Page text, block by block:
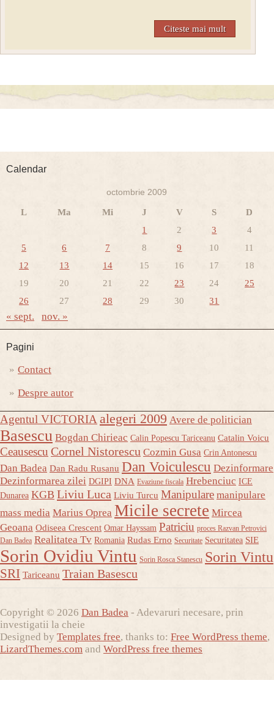
Citeste mai mult
Calendar
octombrie 2009
L Ma Mi J V S
D
1
2 3
4
5
6 7 8 9 10
11
12
13 14 15 16 17
18
19
20 21 22 23 24
25
26
27 28 29 30 31
« sept. nov. »
Pagini
Contact
Despre autor
Agentul VICTORIA alegeri 2009 Avere de politician
Basescu Bogdan Chirieac Calin Popescu Tariceanu Catalin Voicu
Ceausescu Cornel Nistorescu Cozmin Gusa Crin Antonescu
Dan Badea Dan Radu Rusanu Dan Voiculescu Dezinformare
Dezinformarea zilei DGIPI DNA Evaziune fiscala Hrebenciuc ICE
Dunarea KGB Liviu Luca Liviu Turcu Manipulare manipulare
mass media Marius Oprea Micile secrete Mircea
Geoana Odiseea Crescent Omar Hayssam Patriciu proces Razvan Petrovici
Dan Badea Realitatea Tv Romania Rudas Erno Securitate Securitatea SIE
Sorin Ovidiu Vintu Sorin Rosca Stanescu Sorin Vintu
SRI Tariceanu Traian Basescu
Copyright © 2026 Dan Badea - Adevaruri necesare, prin
investigatii la cheie
Designed by Templates free, thanks to: Free WordPress theme,
LizardThemes.com and WordPress free themes